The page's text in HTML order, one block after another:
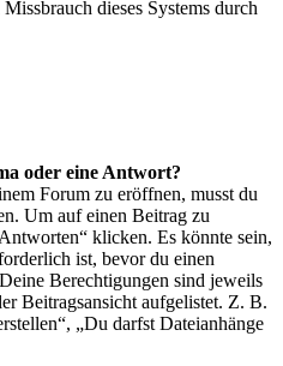
dieses Systems durch
oder eine Antwort?
Forum zu eröffnen, musst du
Um auf einen Beitrag zu
klicken. Es könnte sein,
ist, bevor du einen
Berechtigungen sind jeweils
Beitragsansicht aufgelistet. Z. B.
„Du darfst Dateianhänge